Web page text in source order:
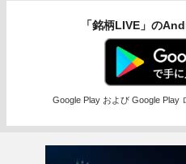
「銘柄LIVE」の
Google Play および Google Play